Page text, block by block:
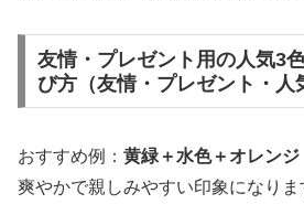
友情・プレゼント用の人気3
び方（友情・プレゼント・人
おすすめ例： 黄緑＋水色＋オレンジ
爽やかで親しみやすい印象になりま